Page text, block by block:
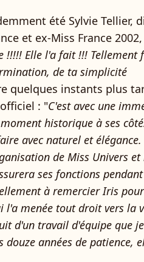
été Sylvie Tellier,
et ex-Miss France
!!!!! Elle l'a fait !!! Tellement
de ta simplicité
quelques instants plus
: "C'est avec une
historique à ses
avec naturel et
de Miss Univers
ses fonctions
à remercier Iris
l'a menée tout droit vers la
d'un travail d'équipe que
années de patience,